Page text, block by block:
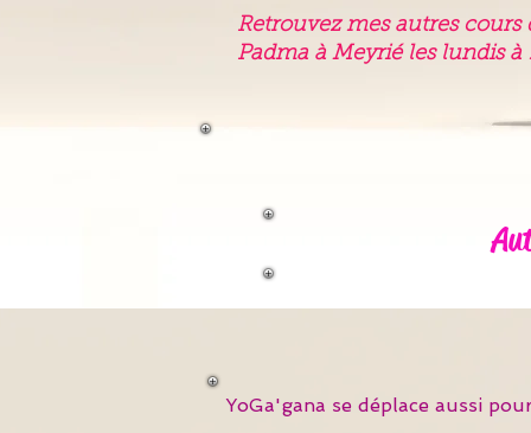
Retrouvez mes autres cours
Padma à Meyrié les lundis à
YoGa'gana se déplace aussi